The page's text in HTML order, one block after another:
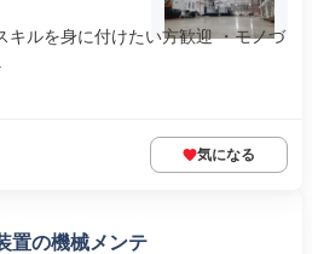
キルを身に付けたい方歓迎 ・モノづ
気になる
置の機械メンテ